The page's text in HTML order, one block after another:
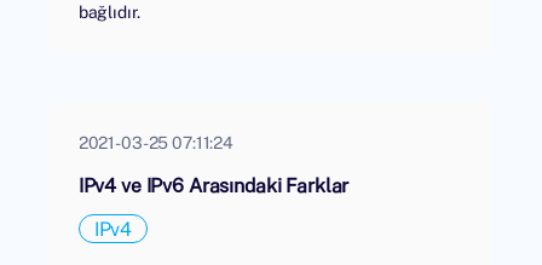
bağlıdır.
2021-03-25 07:11:24
IPv4 ve IPv6 Arasındaki Farklar
IPv4